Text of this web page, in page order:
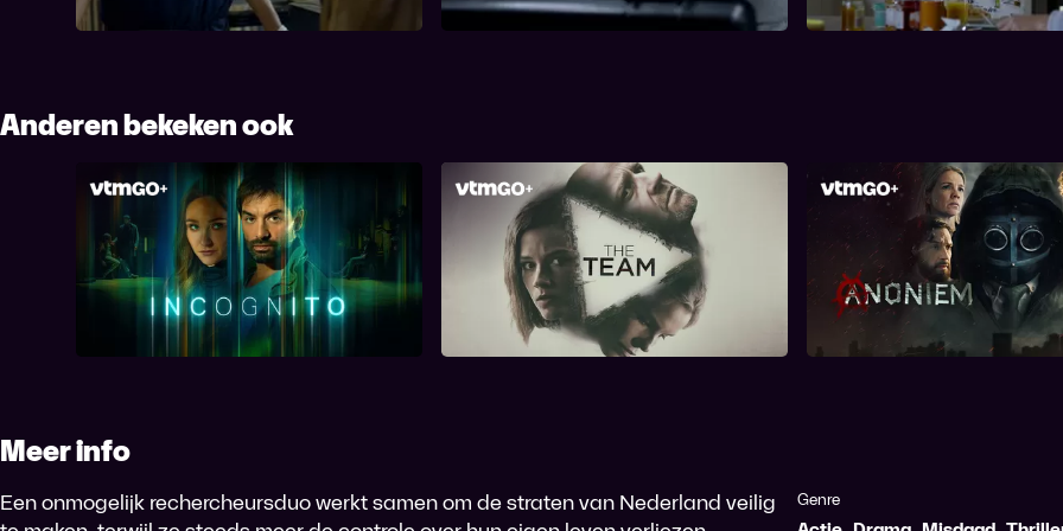
is?
Anderen bekeken ook
Incognito The Team Anoniem
Meer info
Een onmogelijk rechercheursduo werkt samen om de straten van Nederland veilig
Genre